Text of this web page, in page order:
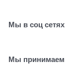
Мы в соц сетях
Мы принимаем